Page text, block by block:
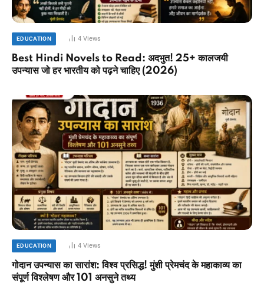
EDUCATION 4Views
Best Hindi Novels to Read: अदभुत! 25+ कालजयी
उपन्यास जो हर भारतीय को पढ़ने चाहिए (2026)
EDUCATION 4Views
गोदान उपन्यास का सारांश: विश्व प्रसिद्ध! मुंशी प्रेमचंद के महाकाव्य का
संपूर्ण विश्लेषण और 101 अनसुने तथ्य